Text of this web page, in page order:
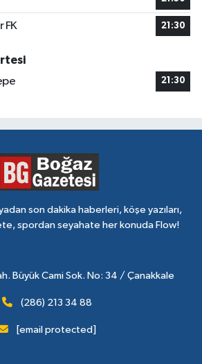
FK 21:30
21:30
son dakika haberleri, köşe yazıları,
spordan seyahate her konuda Flow!
Büyük Cami Sok. No: 34 / Çanakkale
(286) 213 34 88
[email protected]